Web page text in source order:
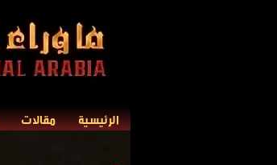
الرئيسية مقالات